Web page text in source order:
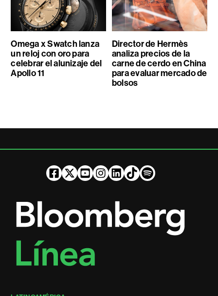
Omega x Swatch lanza
un reloj con oro para
celebrar el alunizaje del
Apollo 11
Director de Hermès
analiza precios de la
carne de cerdo en China
para evaluar mercado de
bolsos